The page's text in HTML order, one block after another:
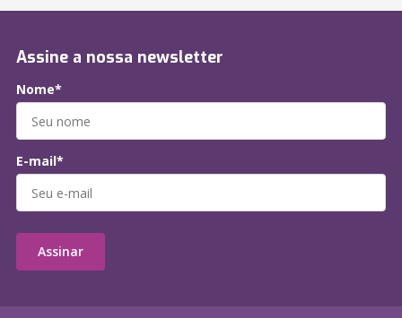
Assine a nossa newsletter
Nome*
E-mail*
Assinar